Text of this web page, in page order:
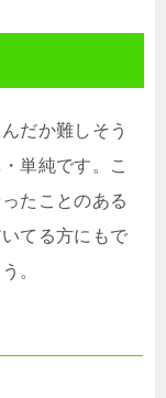
だか難しそう
単純です。こ
たことのある
てる方にもで
。